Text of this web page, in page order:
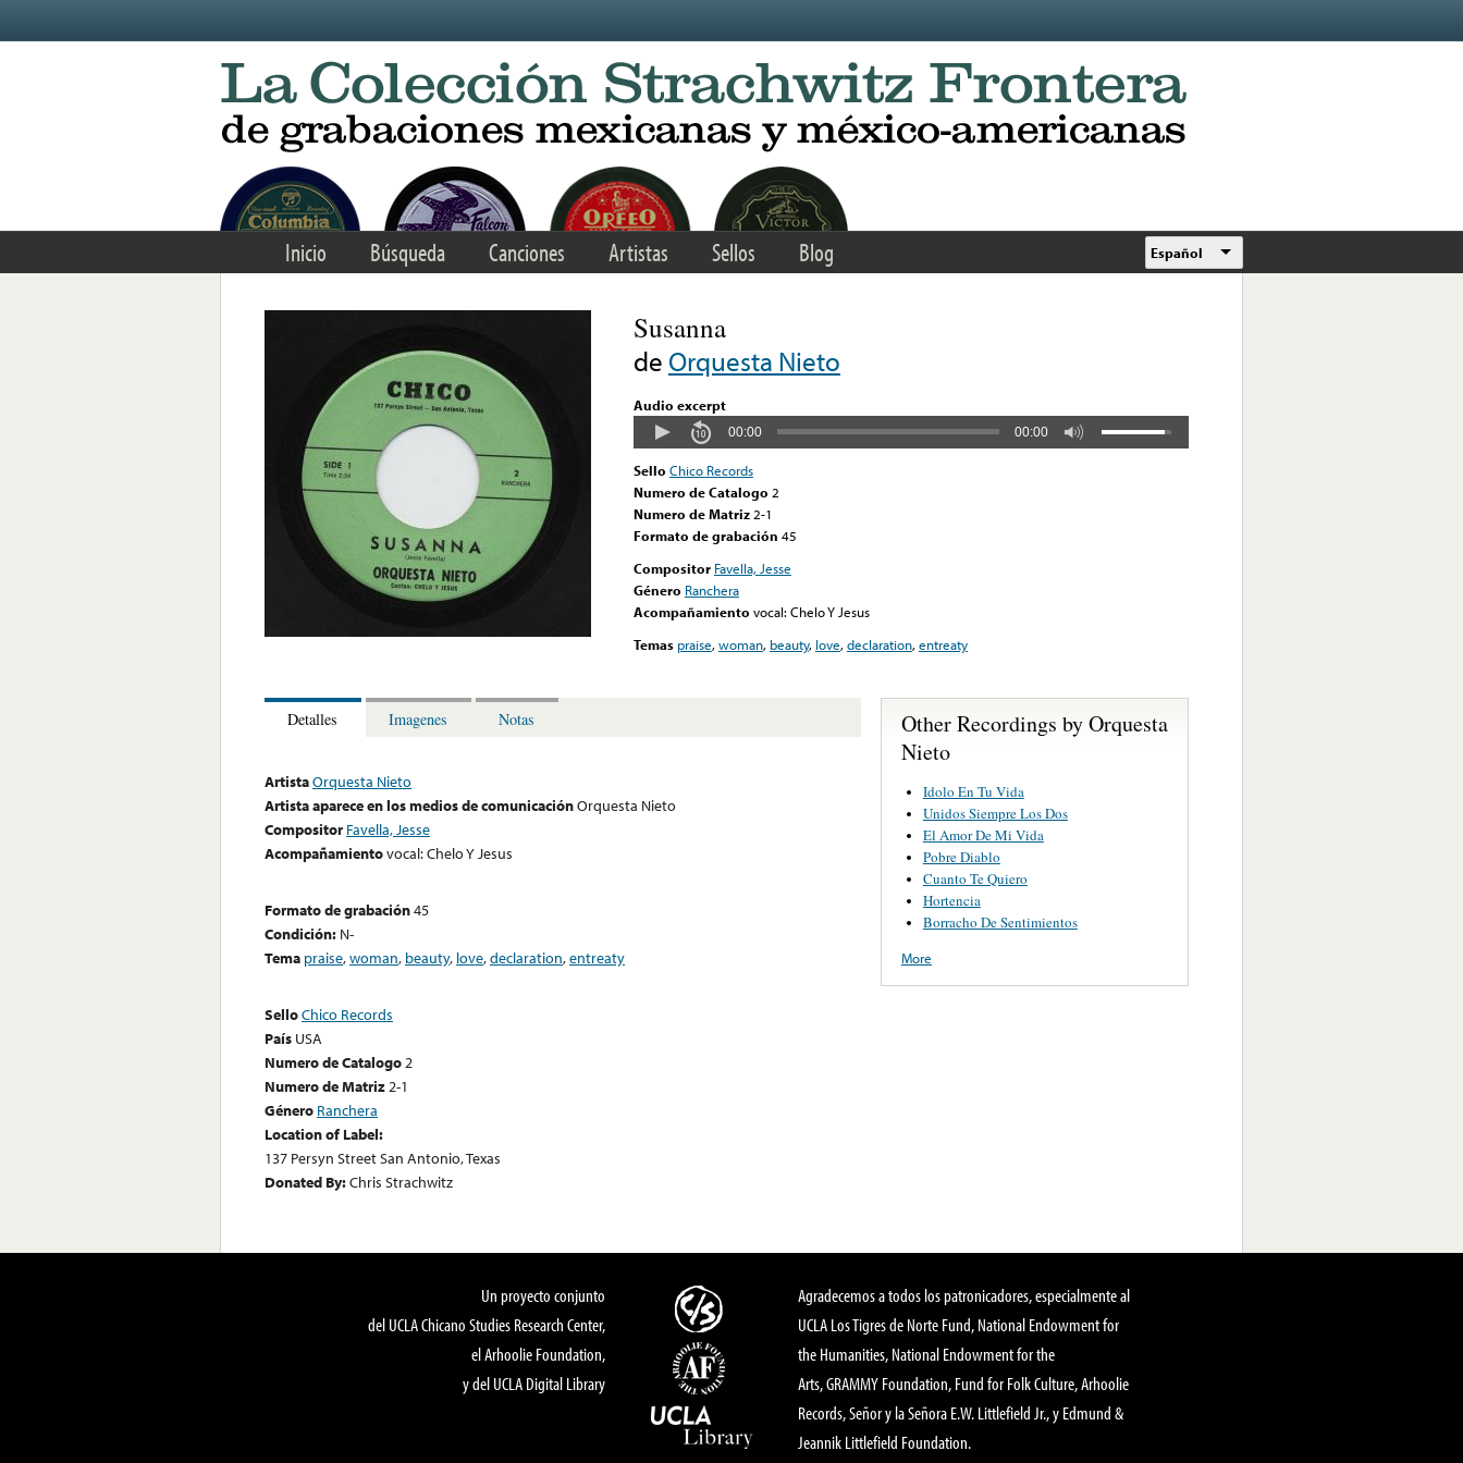
Inicio Búsqueda Canciones Artistas Sellos Blog Español
Susanna
de Orquesta Nieto
Audio excerpt
00:00 00:00
Sello Chico Records
Numero de Catalogo 2
Numero de Matriz 2-1
Formato de grabación 45
Compositor Favella, Jesse
Género Ranchera
Acompañamiento vocal: Chelo Y Jesus
Temas praise,woman, beauty, love,declaration,entreaty
Detalles Imagenes Notas
ArtistaOrquesta Nieto
Artista aparece en los medios de comunicaciónOrquesta Nieto
Compositor Favella, Jesse
Acompañamientovocal: Chelo Y Jesus
Formato de grabación45
Condición: N-
Tema praise,woman, beauty, love,declaration,entreaty
SelloChico Records
País USA
Numero de Catalogo2
Numero de Matriz2-1
Género Ranchera
Location of Label:
137 Persyn Street San Antonio, Texas
Donated By:Chris Strachwitz
Other Recordings by Orquesta
Nieto
Idolo En Tu Vida
Unidos Siempre Los Dos
El Amor De Mi Vida
Pobre Diablo
Cuanto Te Quiero
Hortencia
Borracho De Sentimientos
More
Un proyecto conjunto
del UCLA Chicano Studies Research Center,
el Arhoolie Foundation,
y del UCLA Digital Library
Agradecemos a todos los patronicadores, especialmente al
UCLA Los Tigres de Norte Fund, National Endowment for
the Humanities, National Endowment for the
Arts, GRAMMY Foundation, Fund for Folk Culture, Arhoolie
Records, Señor y la Señora E.W. Littlefield Jr., y Edmund &
Jeannik Littlefield Foundation.